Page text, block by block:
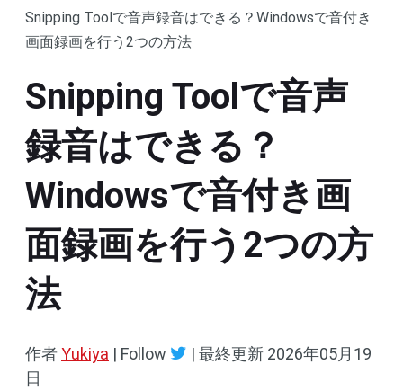
Snipping Toolで音声録音はできる？Windowsで音付き
画面録画を行う2つの方法
Snipping Toolで音声
録音はできる？
Windowsで音付き画
面録画を行う2つの方
法
作者Yukiya | Follow | 最終更新 2026年05月19
日